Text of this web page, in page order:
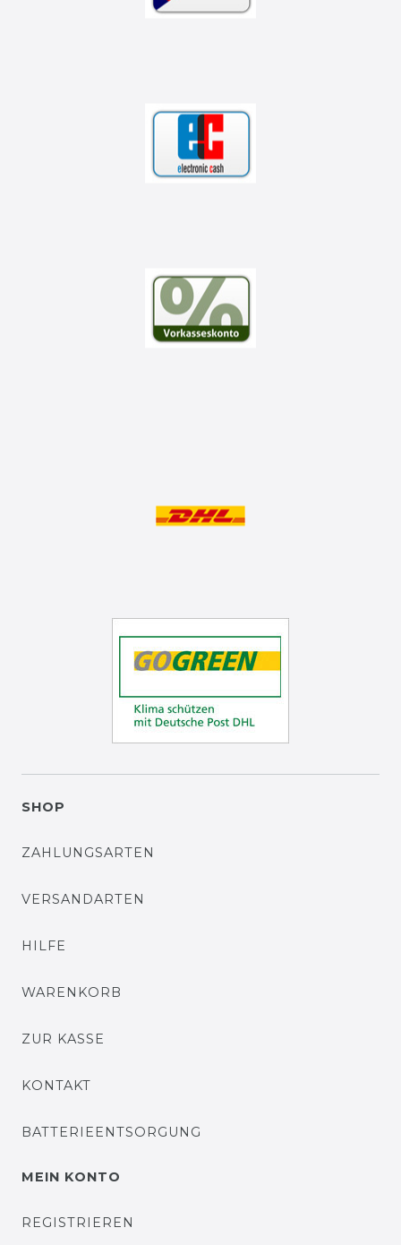
SHOP
ZAHLUNGSARTEN
VERSANDARTEN
HILFE
WARENKORB
ZUR KASSE
KONTAKT
BATTERIEENTSORGUNG
MEIN KONTO
REGISTRIEREN